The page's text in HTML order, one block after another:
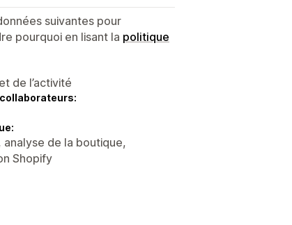
suivantes pour
pourquoi en lisant la politique
de l’activité
de la boutique,
Shopify